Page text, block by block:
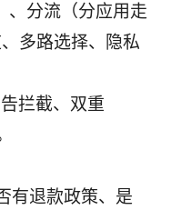
分流（分应用走
多路选择、隐私
拦截、双重
有退款政策、是